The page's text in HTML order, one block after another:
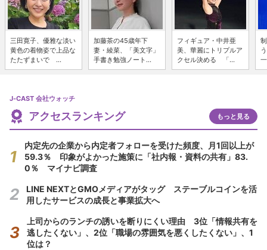
三田寛子、優雅な淡い
黄色の着物姿で上品な
たたずまいで ...
加藤茶の45歳年下
妻・綾菜、「美文字」
手書き勉強ノート...
フィギュア・中井亜
美、華麗にトリプルア
クセル決める 「...
J-CAST 会社ウォッチ
アクセスランキング もっと見る
内定先の企業から内定者フォローを受けた頻度、月1回以上が
59.3％ 印象がよかった施策に「社内報・資料の共有」83.
0％ マイナビ調査
LINE NEXTとGMOメディアがタッグ ステーブルコインを活
用したサービスの成長と事業拡大へ
上司からのランチの誘いを断りにくい理由 3位「情報共有を
逃したくない」、2位「職場の雰囲気を悪くしたくない」、1
位は？